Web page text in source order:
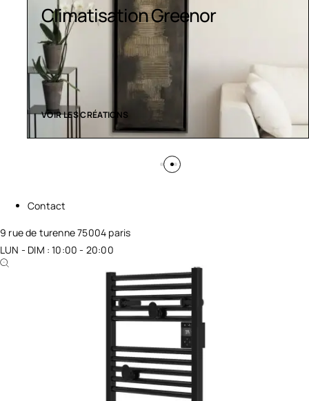
Luminaires LED
VOIR LES CRÉATIONS
Contact
9 rue de turenne 75004 paris
LUN - DIM : 10:00 - 20:00